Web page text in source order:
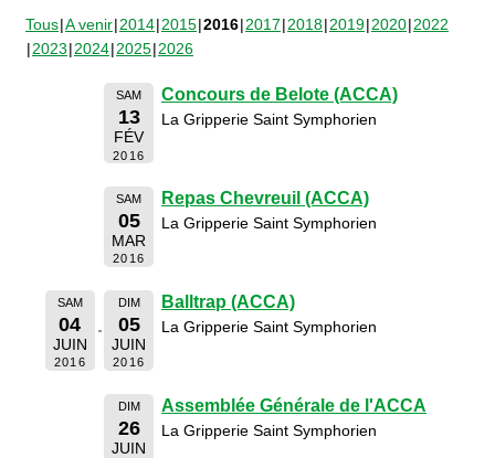
Tous A venir 2014 2015 2016 2017 2018 2019 2020 2022
2023 2024 2025 2026
SAM
13
FÉV
2016
Concours de Belote (ACCA)
La Gripperie Saint Symphorien
SAM
05
MAR
2016
Repas Chevreuil (ACCA)
La Gripperie Saint Symphorien
SAM
04
JUIN
2016
DIM
05
JUIN
2016
Balltrap (ACCA)
La Gripperie Saint Symphorien
DIM
26
JUIN
Assemblée Générale de l'ACCA
La Gripperie Saint Symphorien